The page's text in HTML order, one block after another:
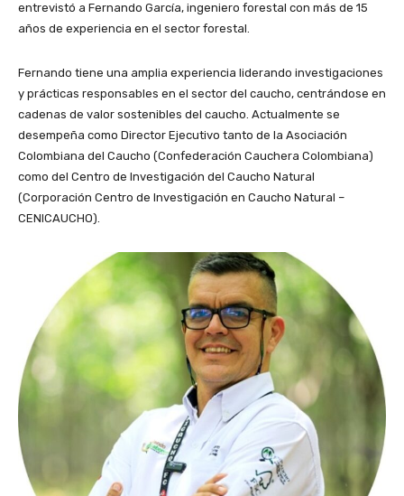
entrevistó a Fernando García, ingeniero forestal con más de 15
años de experiencia en el sector forestal.
Fernando tiene una amplia experiencia liderando investigaciones
y prácticas responsables en el sector del caucho, centrándose en
cadenas de valor sostenibles del caucho. Actualmente se
desempeña como Director Ejecutivo tanto de la Asociación
Colombiana del Caucho (Confederación Cauchera Colombiana)
como del Centro de Investigación del Caucho Natural
(Corporación Centro de Investigación en Caucho Natural –
CENICAUCHO).